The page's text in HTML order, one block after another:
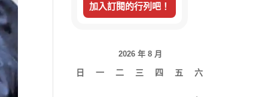
2026 年 8 月
日 一 二 三 四 五 六